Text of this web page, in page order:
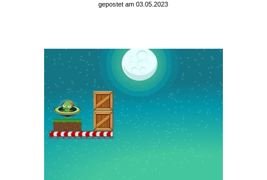
gepostet am 03.05.2023